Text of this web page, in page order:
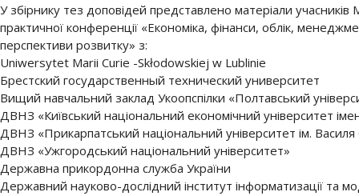
У збірнику тез доповідей представлено матеріали
практичної конференції «Економіка, фінанси, облік,
перспективи розвитку» з:
Uniwersytet Mаrii Curie -Skłodowskiej w Lublinie
Брестский государственный технический университет
Вищий навчальний заклад Укоопспілки «Полтавський
ДВНЗ «Київський національний економічний університет
ДВНЗ «Прикарпатський національний університет ім.
ДВНЗ «Ужгородський національний університет»
Державна прикордонна служба України
Державний науково-дослідний інститут інформатизації та